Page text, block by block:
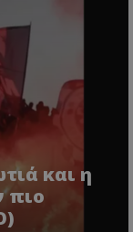
και η
πιο